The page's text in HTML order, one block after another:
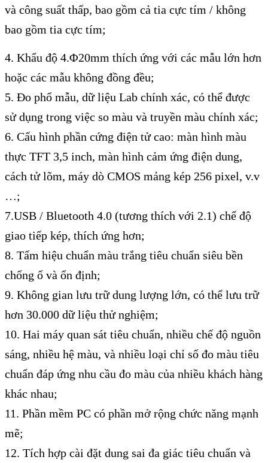
và công suất thấp, bao gồm cả tia cực tím / không
bao gồm tia cực tím;
4. Khẩu độ 4.Φ20mm thích ứng với các mẫu lớn hơn
hoặc các mẫu không đồng đều;
5. Đo phổ mẫu, dữ liệu Lab chính xác, có thể được
sử dụng trong việc so màu và truyền màu chính xác;
6. Cấu hình phần cứng điện tử cao: màn hình màu
thực TFT 3,5 inch, màn hình cảm ứng điện dung,
cách tử lõm, máy dò CMOS mảng kép 256 pixel, v.v
…;
7.USB / Bluetooth 4.0 (tương thích với 2.1) chế độ
giao tiếp kép, thích ứng hơn;
8. Tấm hiệu chuẩn màu trắng tiêu chuẩn siêu bền
chống ố và ổn định;
9. Không gian lưu trữ dung lượng lớn, có thể lưu trữ
hơn 30.000 dữ liệu thử nghiệm;
10. Hai máy quan sát tiêu chuẩn, nhiều chế độ nguồn
sáng, nhiều hệ màu, và nhiều loại chỉ số đo màu tiêu
chuẩn đáp ứng nhu cầu đo màu của nhiều khách hàng
khác nhau;
11. Phần mềm PC có phần mở rộng chức năng mạnh
mẽ;
12. Tích hợp cài đặt dung sai đa giác tiêu chuẩn và